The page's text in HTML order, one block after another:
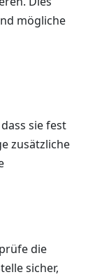
mögliche
sie fest
zusätzliche
die
sicher,